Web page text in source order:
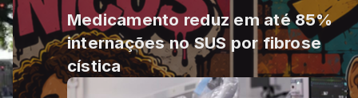
Medicamento reduz em até 85%
internações no SUS por fibrose
cística